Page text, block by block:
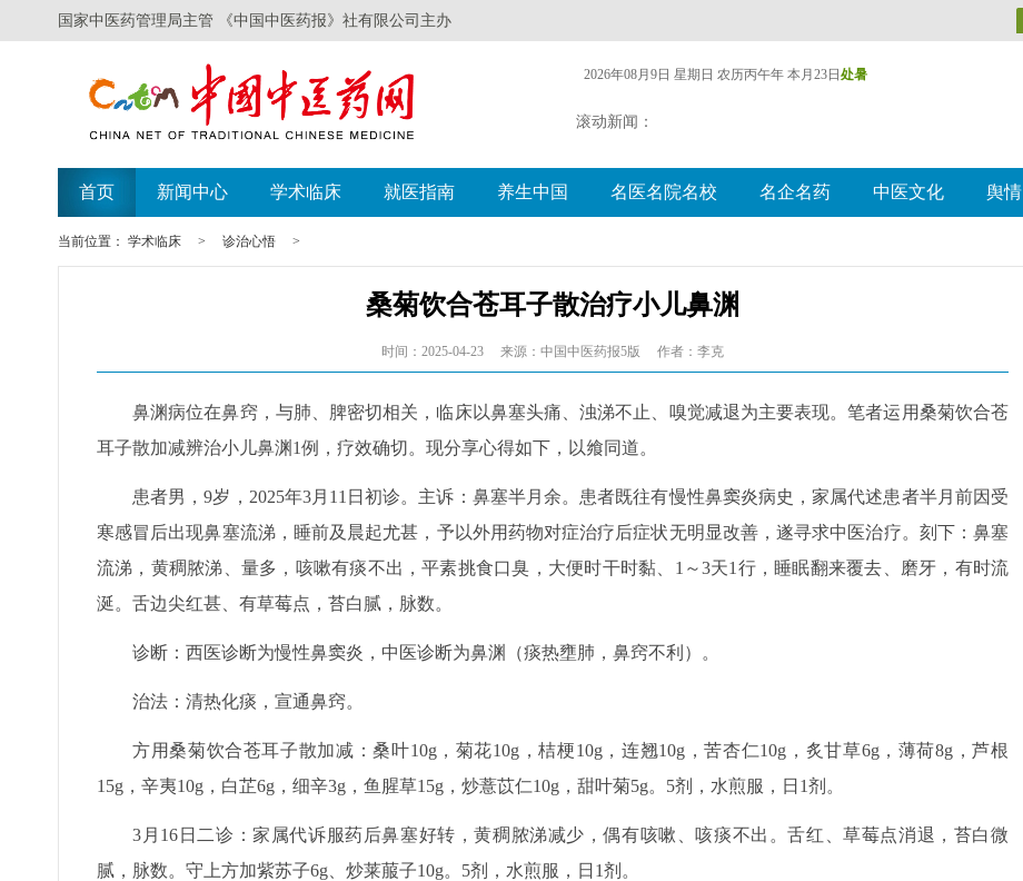
国家中医药管理局主管 《中国中医药报》社有限公司主办
2026年08月9日 星期日 农历丙午年 本月23日 处暑
滚动新闻：
首页 新闻中心 学术临床 就医指南 养生中国 名医名院名校 名企名药 中医文化 舆情
当前位置： 学术临床 > 诊治心悟 >
桑菊饮合苍耳子散治疗小儿鼻渊
时间：2025-04-23 来源：中国中医药报5版 作者：李克
鼻渊病位在鼻窍，与肺、脾密切相关，临床以鼻塞头痛、浊涕不止、嗅觉减退为主要表现。笔者运用桑菊饮合苍
耳子散加减辨治小儿鼻渊1例，疗效确切。现分享心得如下，以飨同道。
患者男，9岁，2025年3月11日初诊。主诉：鼻塞半月余。患者既往有慢性鼻窦炎病史，家属代述患者半月前因受
寒感冒后出现鼻塞流涕，睡前及晨起尤甚，予以外用药物对症治疗后症状无明显改善，遂寻求中医治疗。刻下：鼻塞
流涕，黄稠脓涕、量多，咳嗽有痰不出，平素挑食口臭，大便时干时黏、1～3天1行，睡眠翻来覆去、磨牙，有时流
涎。舌边尖红甚、有草莓点，苔白腻，脉数。
诊断：西医诊断为慢性鼻窦炎，中医诊断为鼻渊（痰热壅肺，鼻窍不利）。
治法：清热化痰，宣通鼻窍。
方用桑菊饮合苍耳子散加减：桑叶10g，菊花10g，桔梗10g，连翘10g，苦杏仁10g，炙甘草6g，薄荷8g，芦根
15g，辛夷10g，白芷6g，细辛3g，鱼腥草15g，炒薏苡仁10g，甜叶菊5g。5剂，水煎服，日1剂。
3月16日二诊：家属代诉服药后鼻塞好转，黄稠脓涕减少，偶有咳嗽、咳痰不出。舌红、草莓点消退，苔白微
腻，脉数。守上方加紫苏子6g、炒莱菔子10g。5剂，水煎服，日1剂。